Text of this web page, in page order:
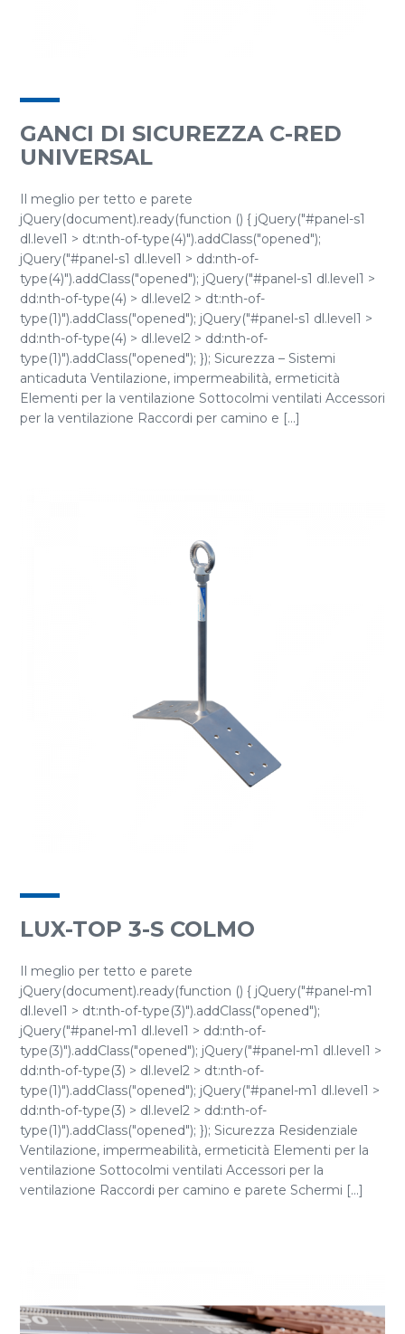
GANCI DI SICUREZZA C-RED
UNIVERSAL
Il meglio per tetto e parete
jQuery(document).ready(function () { jQuery("#panel-s1
dl.level1 > dt:nth-of-type(4)").addClass("opened");
jQuery("#panel-s1 dl.level1 > dd:nth-of-
type(4)").addClass("opened"); jQuery("#panel-s1 dl.level1 >
dd:nth-of-type(4) > dl.level2 > dt:nth-of-
type(1)").addClass("opened"); jQuery("#panel-s1 dl.level1 >
dd:nth-of-type(4) > dl.level2 > dd:nth-of-
type(1)").addClass("opened"); }); Sicurezza – Sistemi
anticaduta Ventilazione, impermeabilità, ermeticità
Elementi per la ventilazione Sottocolmi ventilati Accessori
per la ventilazione Raccordi per camino e [...]
LUX-TOP 3-S COLMO
Il meglio per tetto e parete
jQuery(document).ready(function () { jQuery("#panel-m1
dl.level1 > dt:nth-of-type(3)").addClass("opened");
jQuery("#panel-m1 dl.level1 > dd:nth-of-
type(3)").addClass("opened"); jQuery("#panel-m1 dl.level1 >
dd:nth-of-type(3) > dl.level2 > dt:nth-of-
type(1)").addClass("opened"); jQuery("#panel-m1 dl.level1 >
dd:nth-of-type(3) > dl.level2 > dd:nth-of-
type(1)").addClass("opened"); }); Sicurezza Residenziale
Ventilazione, impermeabilità, ermeticità Elementi per la
ventilazione Sottocolmi ventilati Accessori per la
ventilazione Raccordi per camino e parete Schermi [...]